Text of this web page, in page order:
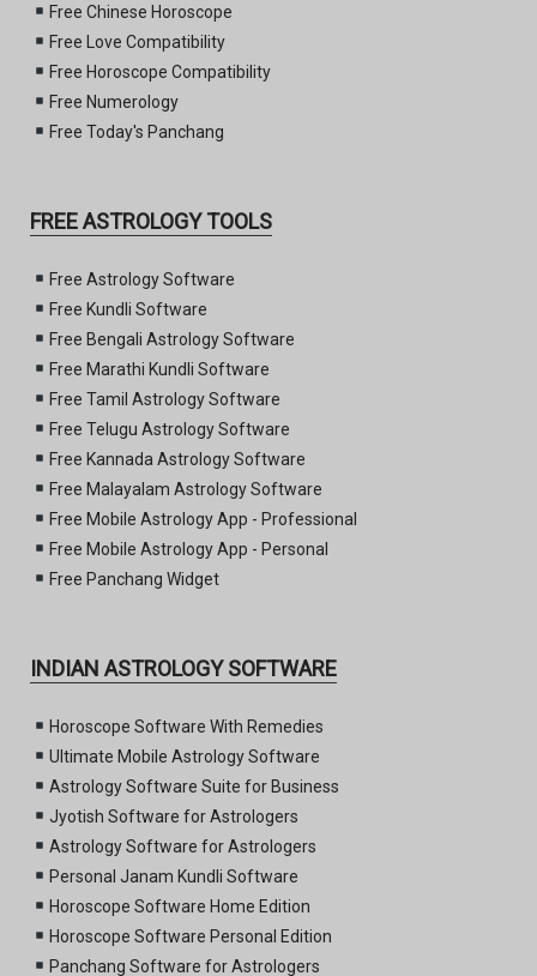
Free Chinese Horoscope
Free Love Compatibility
Free Horoscope Compatibility
Free Numerology
Free Today's Panchang
FREE ASTROLOGY TOOLS
Free Astrology Software
Free Kundli Software
Free Bengali Astrology Software
Free Marathi Kundli Software
Free Tamil Astrology Software
Free Telugu Astrology Software
Free Kannada Astrology Software
Free Malayalam Astrology Software
Free Mobile Astrology App - Professional
Free Mobile Astrology App - Personal
Free Panchang Widget
INDIAN ASTROLOGY SOFTWARE
Horoscope Software With Remedies
Ultimate Mobile Astrology Software
Astrology Software Suite for Business
Jyotish Software for Astrologers
Astrology Software for Astrologers
Personal Janam Kundli Software
Horoscope Software Home Edition
Horoscope Software Personal Edition
Panchang Software for Astrologers